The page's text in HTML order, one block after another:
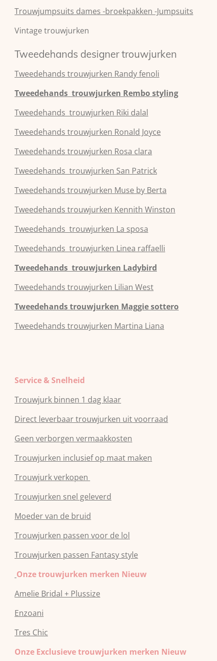
Trouwjumpsuits dames -broekpakken -Jumpsuits
Vintage trouwjurken
Tweedehands designer trouwjurken
Tweedehands trouwjurken Randy fenoli
Tweedehands trouwjurken Rembo styling
Tweedehands trouwjurken Riki dalal
Tweedehands trouwjurken Ronald Joyce
Tweedehands trouwjurken Rosa clara
Tweedehands trouwjurken San Patrick
Tweedehands trouwjurken Muse by Berta
Tweedehands trouwjurken Kennith Winston
Tweedehands trouwjurken La sposa
Tweedehands trouwjurken Linea raffaelli
Tweedehands trouwjurken Ladybird
Tweedehands trouwjurken Lilian West
Tweedehandstrouwjurken Maggie sottero
Tweedehands trouwjurken Martina Liana
Service & Snelheid
Trouwjurk binnen 1 dag klaar
Direct leverbaar trouwjurken uit voorraad
Geen verborgen vermaakkosten
Trouwjurken inclusief op maat maken
Trouwjurk verkopen
Trouwjurken snel geleverd
Moeder van de bruid
Trouwjurken passen voor de lol
Trouwjurken passen Fantasy style
Onze trouwjurken merken Nieuw
Amelie Bridal + Plussize
Enzoani
Tres Chic
Onze Exclusieve trouwjurken merken Nieuw